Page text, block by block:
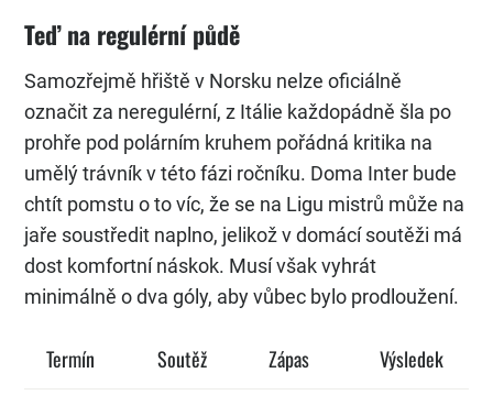
Teď na regulérní půdě
Samozřejmě hřiště v Norsku nelze oficiálně
označit za neregulérní, z Itálie každopádně šla po
prohře pod polárním kruhem pořádná kritika na
umělý trávník v této fázi ročníku. Doma Inter bude
chtít pomstu o to víc, že se na Ligu mistrů může na
jaře soustředit naplno, jelikož v domácí soutěži má
dost komfortní náskok. Musí však vyhrát
minimálně o dva góly, aby vůbec bylo prodloužení.
Termín Soutěž Zápas Výsledek